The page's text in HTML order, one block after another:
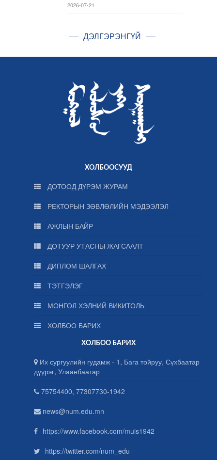
2026-07-21
ДЭЛГЭРЭНГҮЙ
ХОЛБООСУУД
ДОТООД ДҮРЭМ ЖУРАМ
РЕКТОРЫН ЗӨВЛӨЛИЙН МЭДЭЭЛЭЛ
АЖЛЫН БАЙР
ДОТУУР УТАСНЫ ЖАГСААЛТ
ДИПЛОМ ШАЛГАХ
ТЭТГЭЛЭГ
МОНГОЛ ХЭЛНИЙ ВИКИТОЛЬ
ХОЛБОО БАРИХ
ХОЛБОО БАРИХ
Их сургуулийн гудамж - 1, Бага тойруу, Сүхбаатар
дүүрэг, Улаанбаатар
75754400, 77307730-1942
news@num.edu.mn
https://www.facebook.com/muis1942
https://twitter.com/num_edu